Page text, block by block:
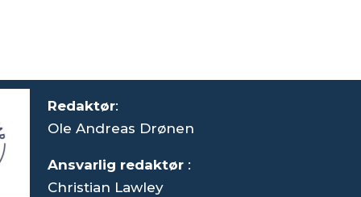
Redaktør:
Ole Andreas Drønen
Ansvarlig redaktør :
Christian Lawley